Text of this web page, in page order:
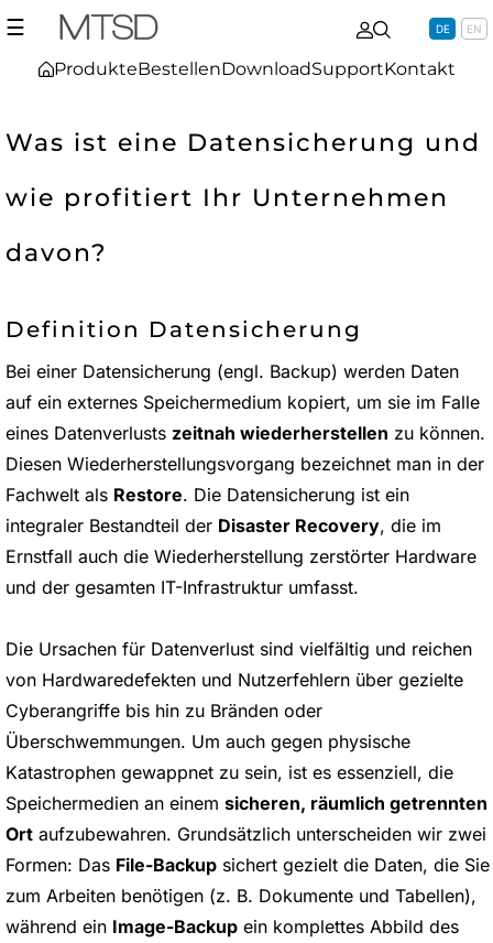
☰
ProdukteBestellenDownloadSupportKontakt
DE EN
Was ist eine Datensicherung und
wie profitiert Ihr Unternehmen
davon?
Definition Datensicherung
Bei einer Datensicherung (engl. Backup) werden Daten
auf ein externes Speichermedium kopiert, um sie im Falle
eines Datenverlusts zeitnah wiederherstellen zu können.
Diesen Wiederherstellungsvorgang bezeichnet man in der
Fachwelt als Restore. Die Datensicherung ist ein
integraler Bestandteil der Disaster Recovery, die im
Ernstfall auch die Wiederherstellung zerstörter Hardware
und der gesamten IT-Infrastruktur umfasst.
Die Ursachen für Datenverlust sind vielfältig und reichen
von Hardwaredefekten und Nutzerfehlern über gezielte
Cyberangriffe bis hin zu Bränden oder
Überschwemmungen. Um auch gegen physische
Katastrophen gewappnet zu sein, ist es essenziell, die
Speichermedien an einem sicheren, räumlich getrennten
Ort aufzubewahren. Grundsätzlich unterscheiden wir zwei
Formen: Das File-Backup sichert gezielt die Daten, die Sie
zum Arbeiten benötigen (z. B. Dokumente und Tabellen),
während ein Image-Backup ein komplettes Abbild des